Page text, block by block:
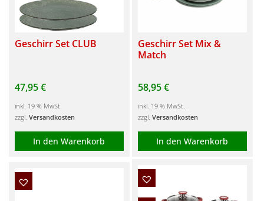
Geschirr Set CLUB
47,95€
inkl. 19 % MwSt.
zzgl. Versandkosten
In den Warenkorb
Geschirr Set Mix &
Match
58,95€
inkl. 19 % MwSt.
zzgl. Versandkosten
In den Warenkorb